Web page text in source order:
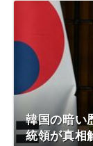
韓国の暗い
統領が真相